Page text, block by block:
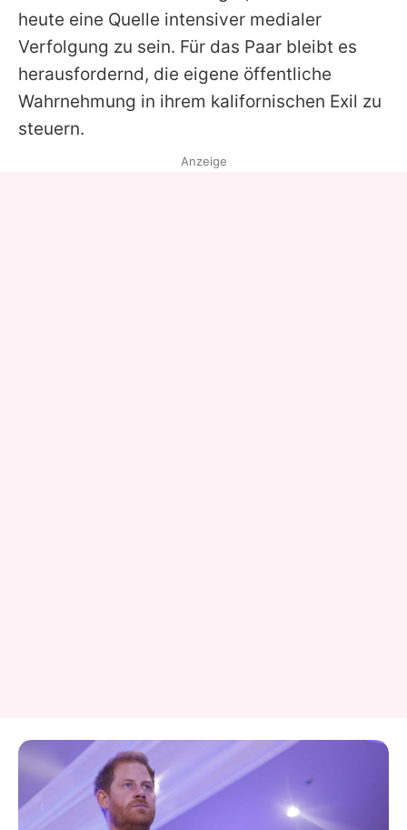
heute eine Quelle intensiver medialer
Verfolgung zu sein. Für das Paar bleibt es
herausfordernd, die eigene öffentliche
Wahrnehmung in ihrem kalifornischen Exil zu
steuern.
Anzeige